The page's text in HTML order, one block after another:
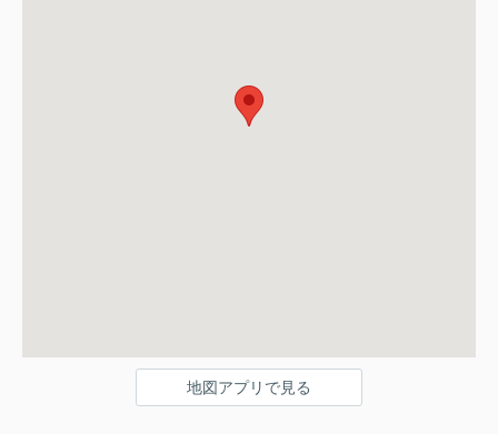
地図アプリで見る